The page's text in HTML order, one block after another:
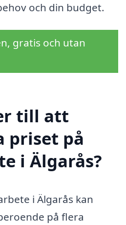
och din budget.
gratis och utan
till att
priset på
i Älgarås?
i Älgarås kan
på flera